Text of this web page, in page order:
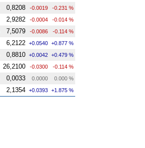
0,8208 -0.0019 -0.231 %
2,9282 -0.0004 -0.014 %
7,5079 -0.0086 -0.114 %
6,2122 +0.0540 +0.877 %
0,8810 +0.0042 +0.479 %
26,2100 -0.0300 -0.114 %
0,0033 0.0000 0.000 %
2,1354 +0.0393 +1.875 %